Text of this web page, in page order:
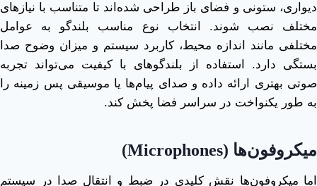
دیواری، ستونی و فضای باز طراحی شده‌اند تا متناسب با نیازهای
مختلف نصب شوند. انتخاب نوع مناسب بلندگو به عوامل
مختلفی مانند اندازه محیط، کاربرد سیستم و میزان وضوح صدا
بستگی دارد. استفاده از بلندگوهای با کیفیت می‌تواند تجربه
صوتی بهتری ارائه داده و صدای پیام‌ها یا موسیقی پس ‌زمینه را
به طور یکنواخت در سراسر فضا پخش کند.
میکروفون‌ها (Microphones)
اما میکروفون‌ها نقش کلیدی در ضبط و انتقال صدا در سیستم